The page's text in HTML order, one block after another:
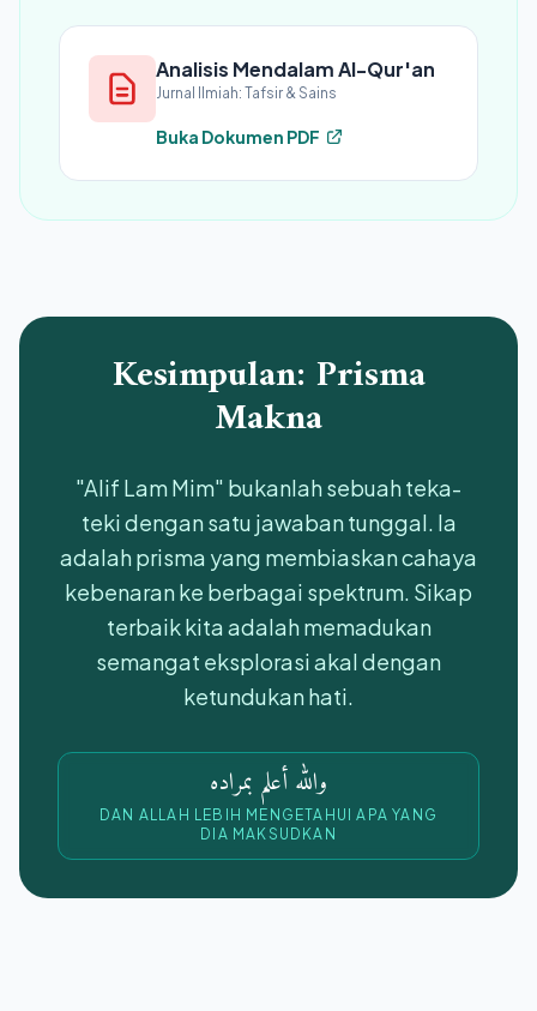
Analisis Mendalam Al-Qur'an
Jurnal Ilmiah: Tafsir & Sains
Buka Dokumen PDF
Kesimpulan: Prisma
Makna
"Alif Lam Mim" bukanlah sebuah teka-
teki dengan satu jawaban tunggal. Ia
adalah prisma yang membiaskan cahaya
kebenaran ke berbagai spektrum. Sikap
terbaik kita adalah memadukan
semangat eksplorasi akal dengan
ketundukan hati.
والله أعلم بمراده
DAN ALLAH LEBIH MENGETAHUI APA YANG
DIA MAKSUDKAN